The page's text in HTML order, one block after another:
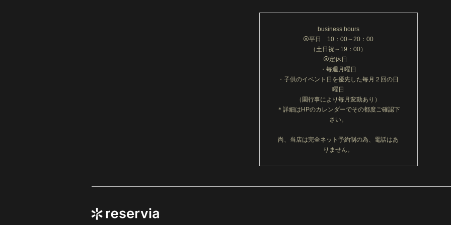
business hours
⦿平日 10：00～20：00
（土日祝～19：00）
⦿定休日
・毎週月曜日
・子供のイベント日を優先した毎月２回の日
曜日
（園行事により毎月変動あり）
＊詳細はHPのカレンダーでその都度ご確認下
さい。
尚、当店は完全ネット予約制の為、電話はあ
りません。